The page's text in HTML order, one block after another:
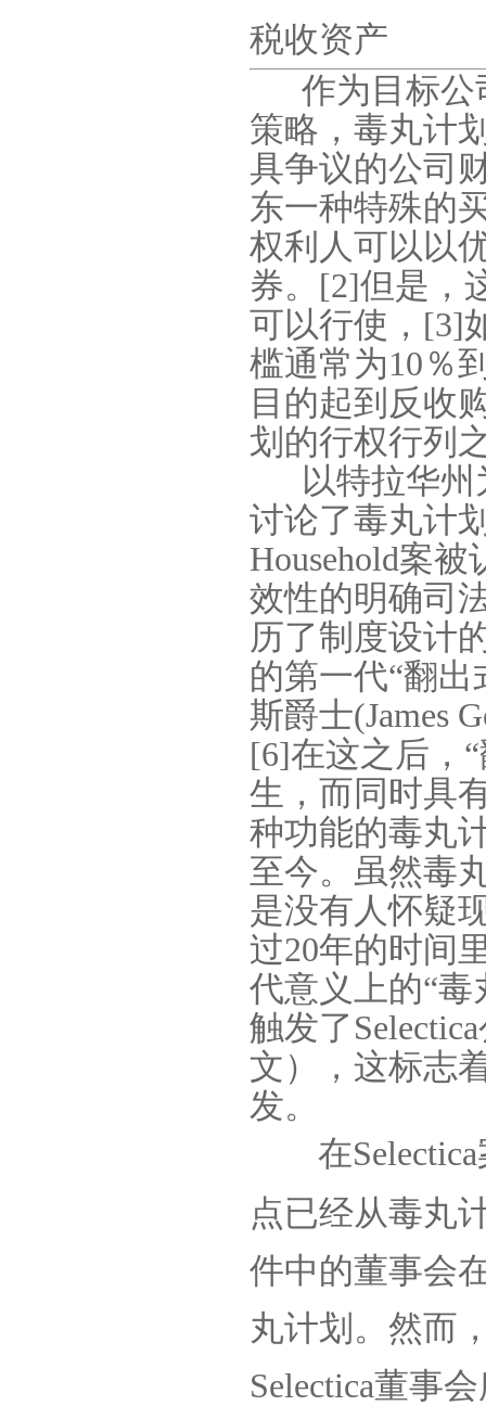
税收资产
作为目标
策略，毒丸计
具争议的公司
东一种特殊的
权利人可以以
券。 [2]但是，
可以行使， [3]
槛通常为10％
目的起到反收
划的行权行列
以特拉华
讨论了毒丸计
Household案被
效性的明确司
历了制度设计
的第一代“翻出
斯爵士(James
[6]在这之后，
生，而同时具
种功能的毒丸
至今。虽然毒
是没有人怀疑
过20年的时间
代意义上的“毒
触发了Selectica
文），这标志
发。
在Selectica
点已经从毒丸
件中的董事会
丸计划。然而
Selectica董事